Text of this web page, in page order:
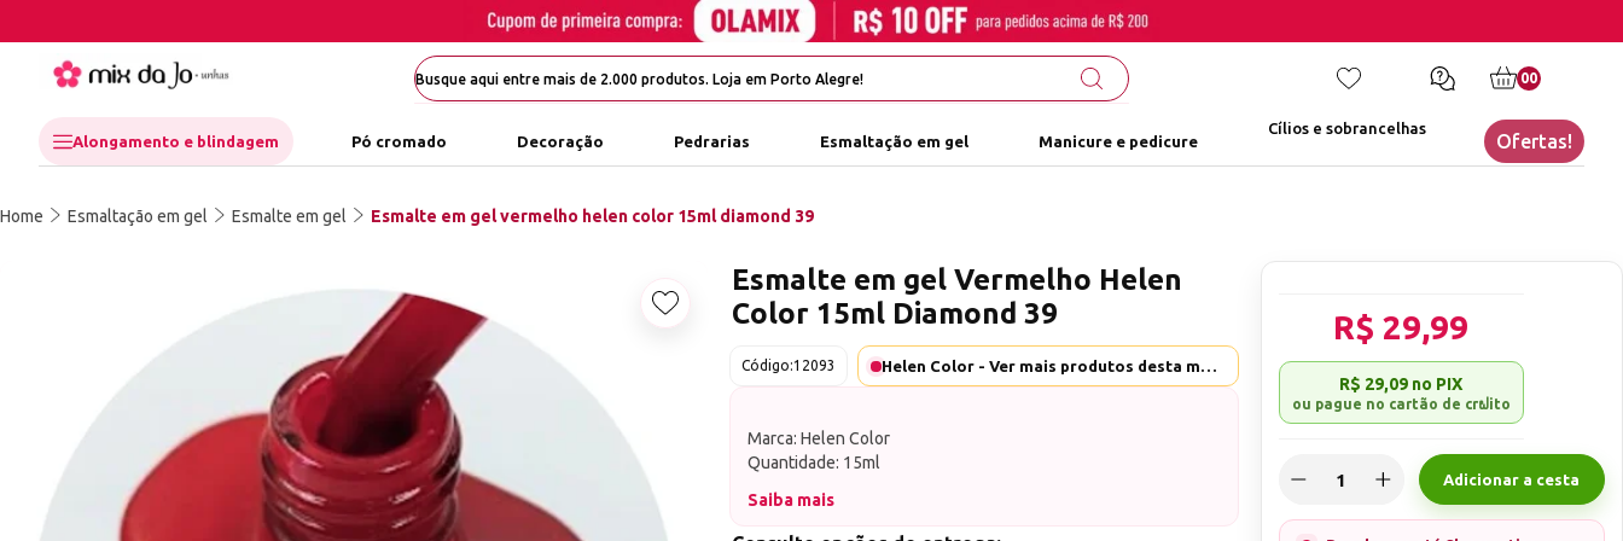
00
Alongamento e blindagem Pó cromado Decoração Pedrarias Esmaltação em gel Manicure e pedicure
Cílios e sobrancelhas
Ofertas!
Home Esmaltação em gel Esmalte em gel Esmalte em gel vermelho helen color 15ml diamond 39
Adicionar aos favoritos
Esmalte em gel Vermelho Helen
Color 15ml Diamond 39
Código:12093 Helen Color - Ver mais produtos desta marca
Marca: Helen Color
Quantidade: 15ml
Linha Diamond Nivelável, o melhor esmalte já lançado pela
Saiba mais
R$ 29,99
R$ 29,09 no PIX
Adicionar a cesta